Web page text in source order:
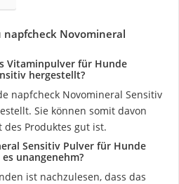
Novomineral
Vitaminpulver für Hunde
hergestellt?
napfcheck Novomineral Sensitiv
Sie können somit davon
des Produktes gut ist.
Sensitiv Pulver für Hunde
unangenehm?
ist nachzulesen, dass das